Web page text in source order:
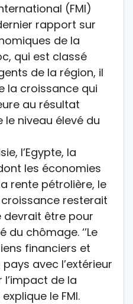
(FMI)
rapport sur
de la
qui est classé
de la région, il
la croissance qui
au résultat
niveau élevé du
l’Egypte, la
les économies
rente pétrolière, le
resterait
devrait être pour
du chômage. ‘’Le
financiers et
avec l’extérieur
de la
le FMI.